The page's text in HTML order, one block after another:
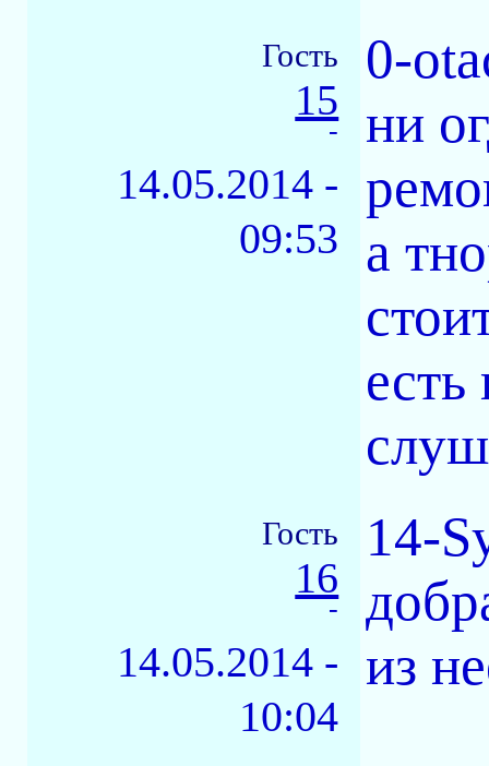
Гость
15
-
14.05.2014 -
09:53
0-
ни
а
Гость
16
-
14.05.2014 -
10:04
14-
из